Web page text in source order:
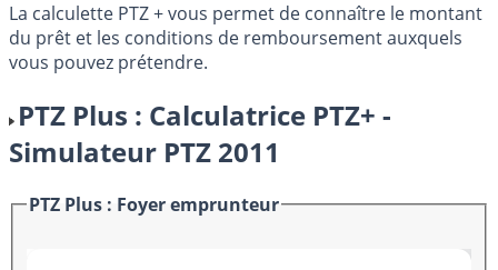
La calculette PTZ + vous permet de connaître le montant
du prêt et les conditions de remboursement auxquels
vous pouvez prétendre.
PTZ Plus : Calculatrice PTZ+ -
Simulateur PTZ 2011
PTZ Plus : Foyer emprunteur